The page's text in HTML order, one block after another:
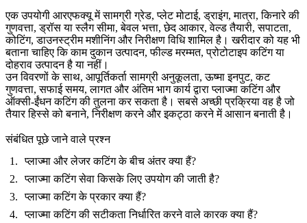
एक उपयोगी आरएफक्यू में सामग्री ग्रेड, प्लेट मोटाई, ड्राइंग, मात्रा, किनारे की
गुणवत्ता, ड्रॉस या स्लैग सीमा, बेवल भत्ता, छेद आकार, वेल्ड तैयारी, सपाटता,
कोटिंग, डाउनस्ट्रीम मशीनिंग और निरीक्षण विधि शामिल है। खरीदार को यह भी
बताना चाहिए कि काम दुकान उत्पादन, फील्ड मरम्मत, प्रोटोटाइप कटिंग या
दोहराव उत्पादन है या नहीं।
उन विवरणों के साथ, आपूर्तिकर्ता सामग्री अनुकूलता, ऊष्मा इनपुट, कट
गुणवत्ता, सफाई समय, लागत और अंतिम भाग कार्य द्वारा प्लाज्मा कटिंग और
ऑक्सी-ईंधन कटिंग की तुलना कर सकता है। सबसे अच्छी प्रक्रिया वह है जो
तैयार हिस्से को बनाने, निरीक्षण करने और इकट्ठा करने में आसान बनाती है।
संबंधित पूछे जाने वाले प्रश्न
प्लाज्मा और लेजर कटिंग के बीच अंतर क्या हैं?
प्लाज्मा कटिंग सेवा किसके लिए उपयोग की जाती है?
प्लाज्मा कटिंग के प्रकार क्या हैं?
प्लाज्मा कटिंग की सटीकता निर्धारित करने वाले कारक क्या हैं?